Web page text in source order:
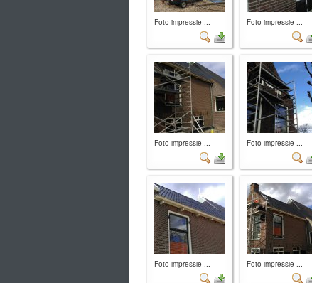
Foto impressie ... Foto impressie ...
Foto impressie ... Foto impressie ...
Foto impressie ... Foto impressie ...